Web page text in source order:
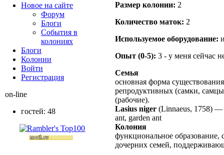
Размер кoлонии: 2
Количество маток: 2
Используемое оборудование:
Опыт (0-5): 3 - у меня сейчас
Семья
основная форма
репродуктивных (самки,
(рабочие).
Lasius niger (Linnaeus, 1758) —
ant, garden ant
Колония
функциональное образование,
дочерних семей,
Новое на сайте
Форум
Блоги
События в
колониях
Блоги
Колонии
Войти
Peгиcтpaция
on-line
гостей: 48